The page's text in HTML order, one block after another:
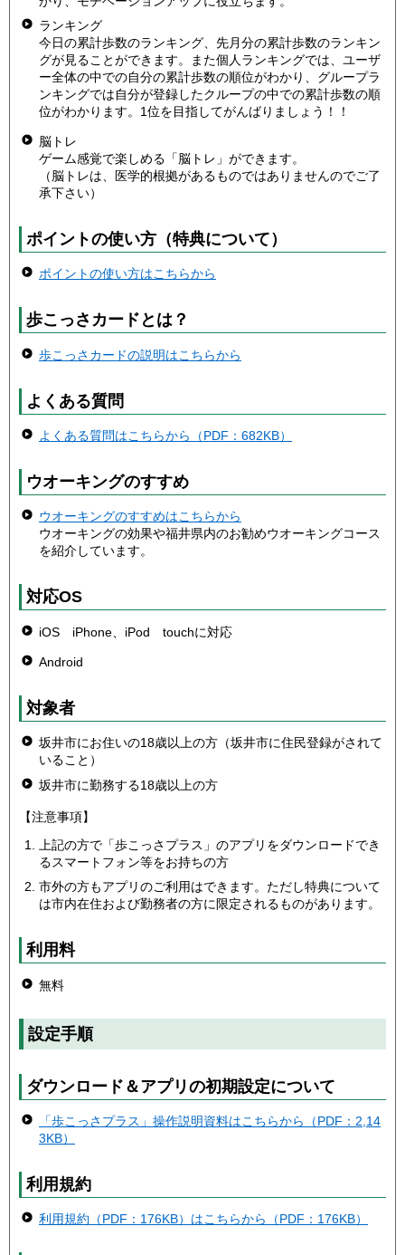
ランキング
今日の累計歩数のランキング、先月分の累計歩数のランキン
グが見ることができます。また個人ランキングでは、ユーザ
ー全体の中での自分の累計歩数の順位がわかり、グループラ
ンキングでは自分が登録したクループの中での累計歩数の順
位がわかります。1位を目指してがんばりましょう！！
脳トレ
ゲーム感覚で楽しめる「脳トレ」ができます。
（脳トレは、医学的根拠があるものではありませんのでご了
承下さい）
ポイントの使い方（特典について）
ポイントの使い方はこちらから
歩こっさカードとは？
歩こっさカードの説明はこちらから
よくある質問
よくある質問はこちらから（PDF：682KB）
ウオーキングのすすめ
ウオーキングのすすめはこちらから
ウオーキングの効果や福井県内のお勧めウオーキングコース
を紹介しています。
対応OS
iOS iPhone、iPod touchに対応
Android
対象者
坂井市にお住いの18歳以上の方（坂井市に住民登録がされて
いること）
坂井市に勤務する18歳以上の方
【注意事項】
上記の方で「歩こっさプラス」のアプリをダウンロードでき
るスマートフォン等をお持ちの方
市外の方もアプリのご利用はできます。ただし特典について
は市内在住および勤務者の方に限定されるものがあります。
利用料
無料
設定手順
ダウンロード＆アプリの初期設定について
「歩こっさプラス」操作説明資料はこちらから（PDF：2,14
3KB）
利用規約
利用規約（PDF：176KB）はこちらから（PDF：176KB）